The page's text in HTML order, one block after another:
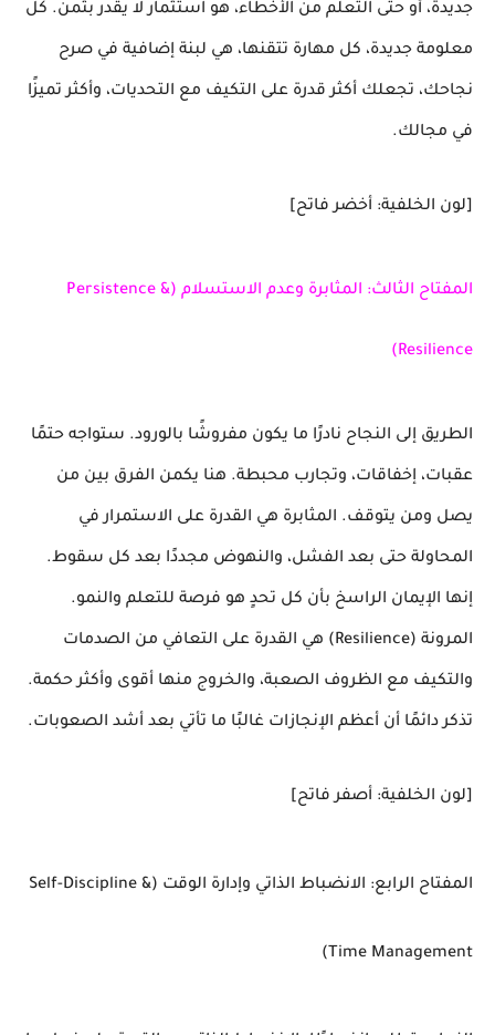
جديدة، أو حتى التعلم من الأخطاء، هو استثمار لا يقدر بثمن. كل
معلومة جديدة، كل مهارة تتقنها، هي لبنة إضافية في صرح
نجاحك، تجعلك أكثر قدرة على التكيف مع التحديات، وأكثر تميزًا
في مجالك.
[لون الخلفية: أخضر فاتح]
المفتاح الثالث: المثابرة وعدم الاستسلام (Persistence &
Resilience)
الطريق إلى النجاح نادرًا ما يكون مفروشًا بالورود. ستواجه حتمًا
عقبات، إخفاقات، وتجارب محبطة. هنا يكمن الفرق بين من
يصل ومن يتوقف. المثابرة هي القدرة على الاستمرار في
المحاولة حتى بعد الفشل، والنهوض مجددًا بعد كل سقوط.
إنها الإيمان الراسخ بأن كل تحدٍ هو فرصة للتعلم والنمو.
المرونة (Resilience) هي القدرة على التعافي من الصدمات
والتكيف مع الظروف الصعبة، والخروج منها أقوى وأكثر حكمة.
تذكر دائمًا أن أعظم الإنجازات غالبًا ما تأتي بعد أشد الصعوبات.
[لون الخلفية: أصفر فاتح]
المفتاح الرابع: الانضباط الذاتي وإدارة الوقت (Self-Discipline &
Time Management)